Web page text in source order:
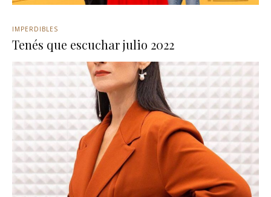
IMPERDIBLES
Tenés que escuchar julio 2022